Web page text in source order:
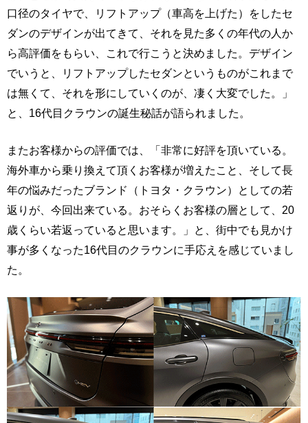
口径のタイヤで、リフトアップ（車高を上げた）をしたセ
ダンのデザインが出てきて、それを見た多くの年代の人か
ら高評価をもらい、これで行こうと決めました。デザイン
でいうと、リフトアップしたセダンというものがこれまで
は無くて、それを形にしていくのが、凄く大変でした。」
と、16代目クラウンの誕生秘話が語られました。
またお客様からの評価では、「非常に好評を頂いている。
海外車から乗り換えて頂くお客様が増えたこと、そして長
年の悩みだったブランド（トヨタ・クラウン）としての若
返りが、今回出来ている。おそらくお客様の層として、20
歳くらい若返っていると思います。」と、街中でも見かけ
事が多くなった16代目のクラウンに手応えを感じていまし
た。